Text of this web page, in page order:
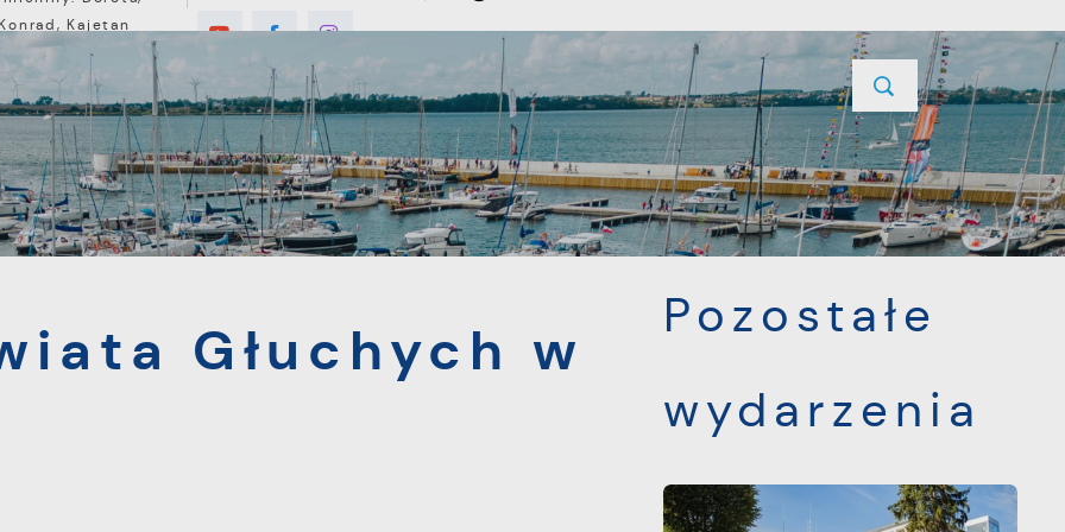
Konrad, Kajetan
MIESZKANIEC TURYSTYKA INWESTYCJE PROJEKTY UNIJNE KONTAKT
w Żeglarstwie POPRZEDNI NASTĘPNY
Głuchych w
Pozostałe
wydarzenia